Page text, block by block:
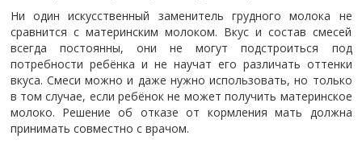
Ни один искусственный заменитель грудного молока не
сравнится с материнским молоком. Вкус и состав смесей
всегда постоянны, они не могут подстроиться под
потребности ребёнка и не научат его различать оттенки
вкуса. Смеси можно и даже нужно использовать, но только
в том случае, если ребёнок не может получить материнское
молоко. Решение об отказе от кормления мать должна
принимать совместно с врачом.